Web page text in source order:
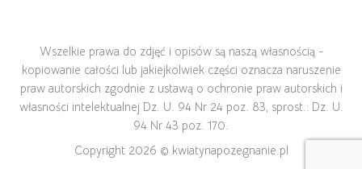
Wszelkie prawa do zdjęć i opisów są naszą własnością -
kopiowanie całości lub jakiejkolwiek części oznacza naruszenie
praw autorskich zgodnie z ustawą o ochronie praw autorskich i
własności intelektualnej Dz. U. 94 Nr 24 poz. 83, sprost.: Dz. U.
94 Nr 43 poz. 170.
Copyright 2026 © kwiatynapozegnanie.pl